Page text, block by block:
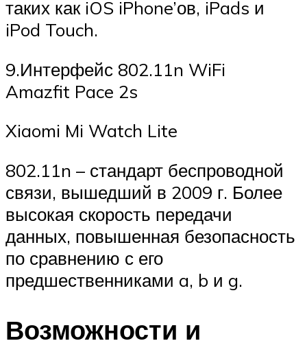
таких как iOS iPhone’ов, iPads и
iPod Touch.
9.Интерфейс 802.11n WiFi
Amazfit Pace 2s
Xiaomi Mi Watch Lite
802.11n – стандарт беспроводной
связи, вышедший в 2009 г. Более
высокая скорость передачи
данных, повышенная безопасность
по сравнению с его
предшественниками a, b и g.
Возможности и